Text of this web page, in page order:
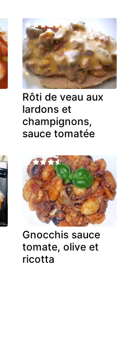
Rôti de veau aux
lardons et
champignons,
sauce tomatée
Gnocchis sauce
tomate, olive et
ricotta